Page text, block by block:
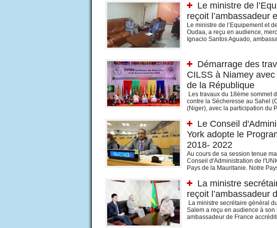
Le ministre de
reçoit l’ambassadeur
Le ministre de l’Equipement et
Oudaa, a reçu en audience,
Ignacio Santos Aguado,
Démarrage des
CILSS à Niamey
de la République
Les travaux du 18ème sommet
contre la Sécheresse au Sahel
(Niger), avec la participation du
Le Conseil
York adopte le
2018- 2022
Au cours de sa session tenue
Conseil d'Administration de
Pays de la Mauritanie. Notre
La ministre
reçoit l’ambassadeur
La ministre secrétaire général
Salem a reçu en audience à
ambassadeur de France